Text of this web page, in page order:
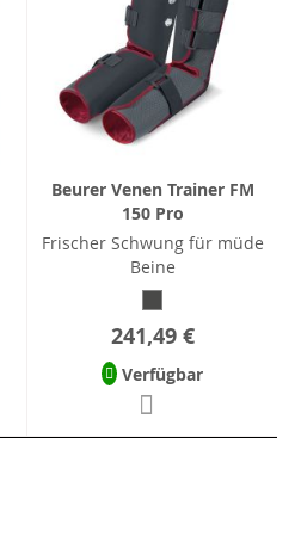
Beurer Venen Trainer FM
150 Pro
Frischer Schwung für müde
Beine
241,49 €
Verfügbar